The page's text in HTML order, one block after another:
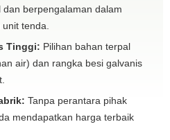
dan berpengalaman dalam
tenda.
Tinggi: Pilihan bahan terpal
air) dan rangka besi galvanis
Tanpa perantara pihak
mendapatkan harga terbaik